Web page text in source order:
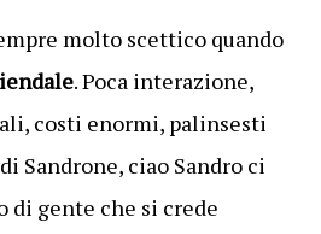
molto scettico quando
. Poca interazione,
costi enormi, palinsesti
Sandrone, ciao Sandro ci
di gente che si crede